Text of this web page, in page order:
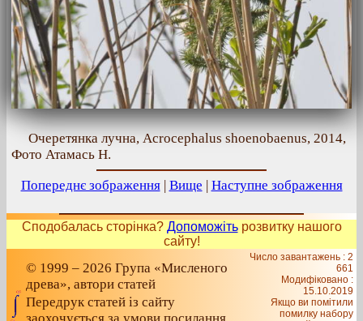
Очеретянка лучна, Acrocephalus shoenobaenus, 2014,
Фото Атамась Н.
Попереднє зображення| Вище | Наступне зображення
Сподобалась сторінка? Допоможітьрозвитку нашого
сайту!
© 1999 – 2026 Група «Мисленого
древа», автори статей
Передрук статей із сайту
Число завантажень : 2
661
Модифіковано :
15.10.2019
Якщо ви помітили
помилку набору